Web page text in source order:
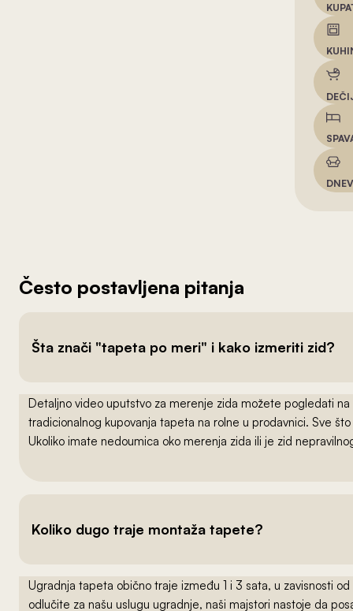
Često postavljena pitanja
Šta znači "tapeta po meri" i kako izmeriti zid?
Detaljno video uputstvo za merenje zida možete pogledati na
tradicionalnog kupovanja tapeta na rolne u prodavnici. Sve
Ukoliko imate nedoumica oko merenja zida ili je zid
Koliko dugo traje montaža tapete?
Ugradnja tapeta obično traje između 1 i 3 sata, u zavisnosti
odlučite za našu uslugu ugradnje, naši majstori nastoje da